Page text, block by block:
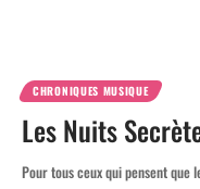
CHRONIQUES MUSIQUE
Les Nuits
Pour tous ceux qui pensent que